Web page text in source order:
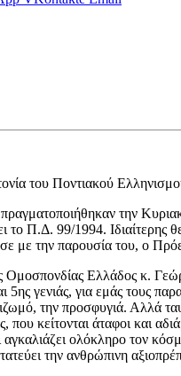
του Ποντιακού
την
Π.Δ. 99/1994. Ιδιαίτερης
με την παρουσία του, ο
Ομοσπονδίας Ελλάδος κ.
γενιάς, για εμάς τους
την προσφυγιά. Αλλά
κείτονται άταφοι και
ολόκληρο τον
την ανθρώπινη